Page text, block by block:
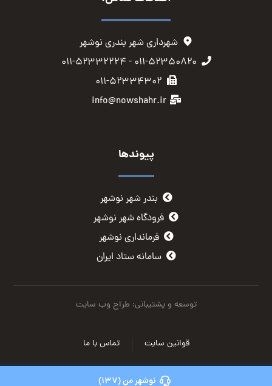
شهرداری شهر بندری نوشهر
۰۱۱-۵۲۳۵۰۸۲۰ - ۰۱۱-۵۲۳۳۲۲۲۴
۰۱۱-۵۲۳۳۴۳۰۲
info@nowshahr.ir
پیوندها
بندر شهر نوشهر
فرودگاه شهر نوشهر
فرمانداری نوشهر
سامانه ستاد ایران
توسعه و پشتیبانی: طراح وب سایت
تماس با ما قوانین سایت
نوشهر من (137)